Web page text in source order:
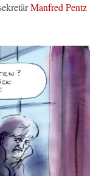
Manfred Pentz